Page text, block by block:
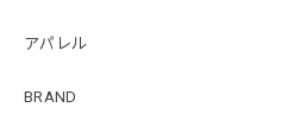
アパレル
BRAND